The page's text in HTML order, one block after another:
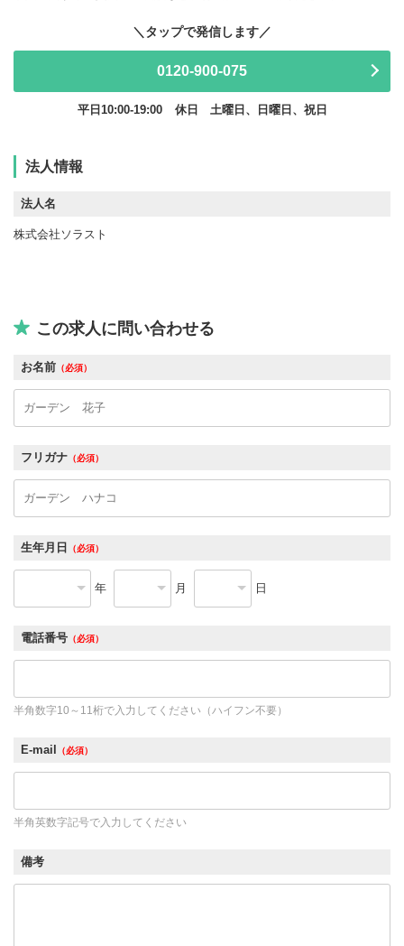
0120-900-075
平日10:00-19:00 休日 土曜日、日曜日、祝日
法人情報
法人名
株式会社ソラスト
この求人に問い合わせる
お名前 （必須）
フリガナ （必須）
生年月日 （必須）
年 月 日
電話番号 （必須）
半角数字10～11桁で入力してください（ハイフン不要）
E-mail （必須）
半角英数字記号で入力してください
備考